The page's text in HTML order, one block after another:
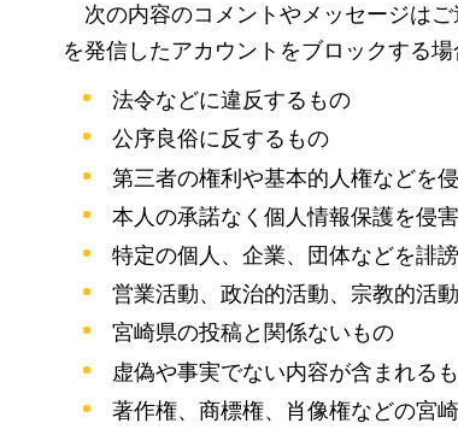
次の内容のコメントやメッセージは
を発信したアカウントをブロックする場
法令などに違反するもの
公序良俗に反するもの
第三者の権利や基本的人権などを
本人の承諾なく個人情報保護を侵
特定の個人、企業、団体などを誹
営業活動、政治的活動、宗教的活
宮崎県の投稿と関係ないもの
虚偽や事実でない内容が含まれる
著作権、商標権、肖像権などの宮